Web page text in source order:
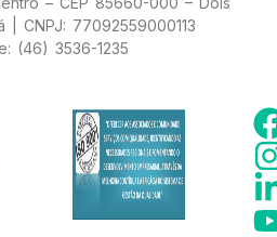
| CNPJ: 77092559000113
(46) 3536-1235